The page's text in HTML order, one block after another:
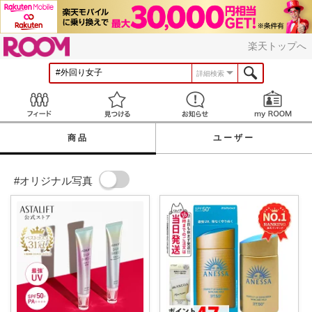
楽天トップへ
詳細検索
見つける お知らせ
商品 ユーザー
#オリジナル写真